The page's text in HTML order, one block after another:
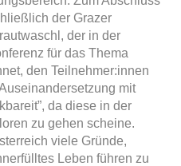
der Grazer
der in der
für das Thema
den Teilnehmer:innen
mit
da diese in der
zu gehen scheine.
viele Gründe,
Leben führen zu